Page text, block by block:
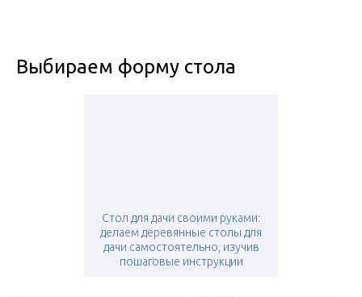
Выбираем форму стола
Стол для дачи своими руками:
делаем деревянные столы для
дачи самостоятельно, изучив
пошаговые инструкции